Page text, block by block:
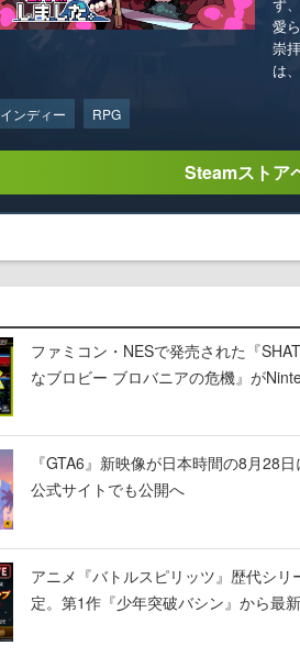
ず
愛
崇
は
インディー RPG
Steamストア
ファミコン・NESで発売された『
なブロビー ブロバニアの危機』が
『GTA6』新映像が日本時間の8月28
公式サイトでも公開へ
アニメ『バトルスピリッツ』歴代シ
定。第1作『少年突破バシン』から最